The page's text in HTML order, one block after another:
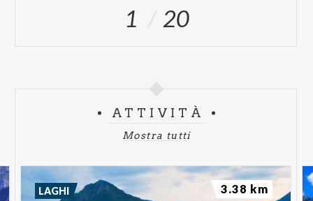
1 20
ATTIVITÀ
Mostra tutti
LAGHI 3.38 km